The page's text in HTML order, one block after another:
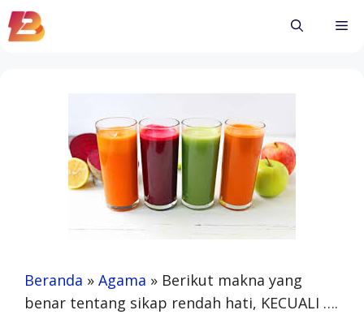
Skip
to
Beranda » Agama » Berikut makna yang
benar tentang sikap rendah hati, KECUALI ….